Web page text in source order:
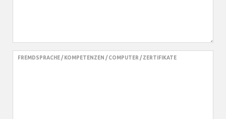
FREMDSPRACHE / KOMPETENZEN / COMPUTER / ZERTIFIKATE